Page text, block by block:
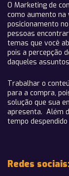
O Marketing de
como aumento na
posicionamento
pessoas
temas que você
pois a percepção
daqueles
Trabalhar o
para a compra,
solução que sua
apresenta. Além
tempo
Redes